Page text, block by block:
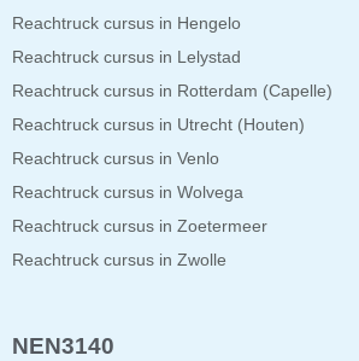
Reachtruck cursus in Hengelo
Reachtruck cursus in Lelystad
Reachtruck cursus in Rotterdam (Capelle)
Reachtruck cursus in Utrecht (Houten)
Reachtruck cursus in Venlo
Reachtruck cursus in Wolvega
Reachtruck cursus in Zoetermeer
Reachtruck cursus in Zwolle
NEN3140